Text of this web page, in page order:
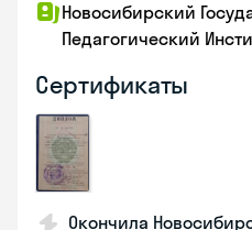
Новосибирский
Педагогический
Сертификаты
Окончила